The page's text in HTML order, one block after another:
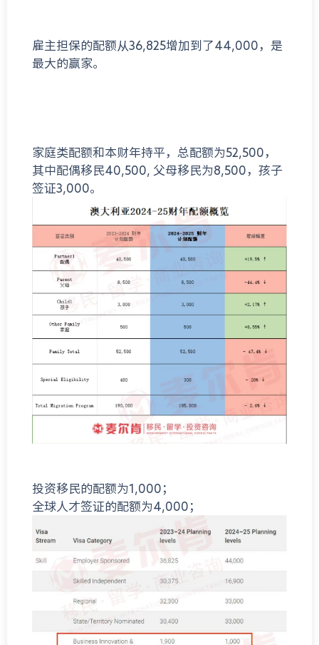
雇主担保的配额从36,825增加到了44,000，是
最大的赢家。
家庭类配额和本财年持平，总配额为52,500，
其中配偶移民40,500, 父母移民为8,500，孩子
签证3,000。
投资移民的配额为1,000；
全球人才签证的配额为4,000；